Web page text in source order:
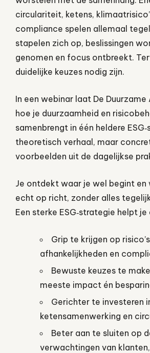
circulariteit, ketens,
compliance spelen allemaal
stapelen zich op, beslissingen
genomen en focus ontbreekt.
duidelijke keuzes nodig zijn.
In een webinar laat De Duurzame
hoe je duurzaamheid en
samenbrengt in één heldere
theoretisch verhaal, maar
voorbeelden uit de dagelijkse
Je ontdekt waar je wel begint en
echt op richt, zonder alles
Een sterke ESG‑strategie helpt je
Grip te krijgen op
afhankelijkheden en
Bewuste keuzes te
meeste impact én
Gerichter te investeren
ketensamenwerking en
Beter aan te sluiten op
verwachtingen van